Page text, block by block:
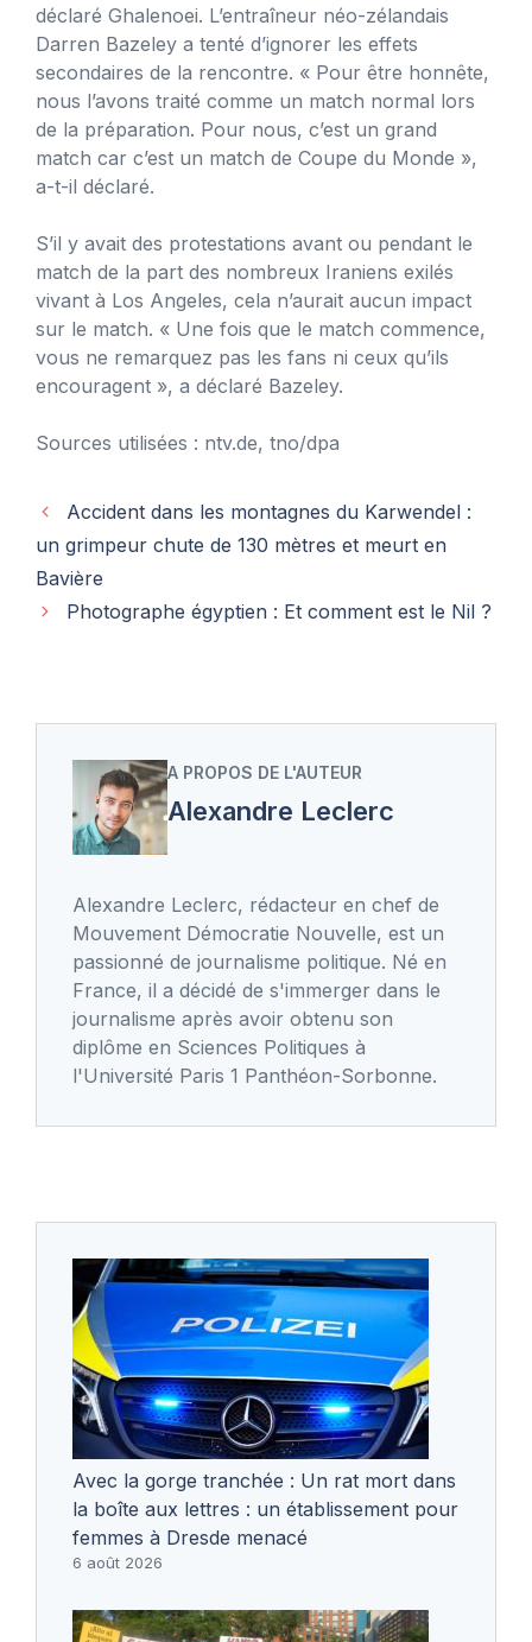
déclaré Ghalenoei. L’entraîneur néo-zélandais
Darren Bazeley a tenté d’ignorer les effets
secondaires de la rencontre. « Pour être honnête,
nous l’avons traité comme un match normal lors
de la préparation. Pour nous, c’est un grand
match car c’est un match de Coupe du Monde »,
a-t-il déclaré.
S’il y avait des protestations avant ou pendant le
match de la part des nombreux Iraniens exilés
vivant à Los Angeles, cela n’aurait aucun impact
sur le match. « Une fois que le match commence,
vous ne remarquez pas les fans ni ceux qu’ils
encouragent », a déclaré Bazeley.
Sources utilisées : ntv.de, tno/dpa
Accident dans les montagnes du Karwendel :
un grimpeur chute de 130 mètres et meurt en
Bavière
Photographe égyptien : Et comment est le Nil ?
A PROPOS DE L'AUTEUR
Alexandre Leclerc
Alexandre Leclerc, rédacteur en chef de
Mouvement Démocratie Nouvelle, est un
passionné de journalisme politique. Né en
France, il a décidé de s'immerger dans le
journalisme après avoir obtenu son
diplôme en Sciences Politiques à
l'Université Paris 1 Panthéon-Sorbonne.
Avec la gorge tranchée : Un rat mort dans
la boîte aux lettres : un établissement pour
femmes à Dresde menacé
6 août 2026